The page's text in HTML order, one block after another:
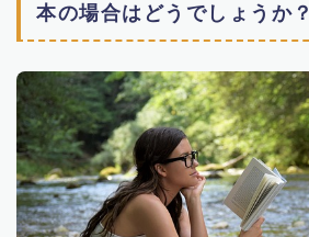
本の場合はどうでしょうか？